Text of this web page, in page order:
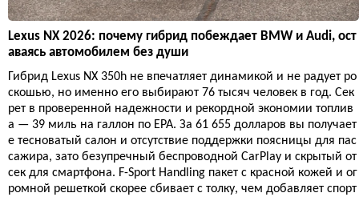
Lexus NX 2026: почему гибрид побеждает BMW и Audi, ост
аваясь автомобилем без души
Гибрид Lexus NX 350h не впечатляет динамикой и не радует ро
скошью, но именно его выбирают 76 тысяч человек в год. Сек
рет в проверенной надежности и рекордной экономии топлив
а — 39 миль на галлон по EPA. За 61 655 долларов вы получает
е тесноватый салон и отсутствие поддержки поясницы для пас
сажира, зато безупречный беспроводной CarPlay и скрытый от
сек для смартфона. F-Sport Handling пакет с красной кожей и ог
ромной решеткой скорее сбивает с толку, чем добавляет спорт